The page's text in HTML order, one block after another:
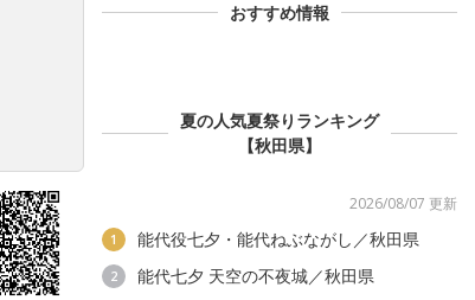
おすすめ情報
夏の人気夏祭りランキング
【秋田県】
2026/08/07 更新
1 能代役七夕・能代ねぶながし／秋田県
2 能代七夕 天空の不夜城／秋田県